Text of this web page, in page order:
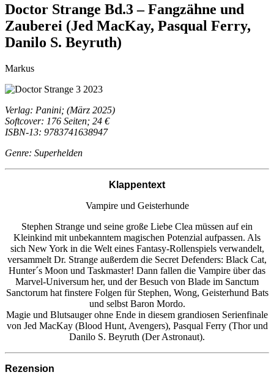
Doctor Strange Bd.3 – Fangzähne und
Zauberei (Jed MacKay, Pasqual Ferry,
Danilo S. Beyruth)
Markus
Verlag: Panini; (März 2025)
Softcover: 176 Seiten; 24 €
ISBN-13: 9783741638947
Genre: Superhelden
Klappentext
Vampire und Geisterhunde
Stephen Strange und seine große Liebe Clea müssen auf ein
Kleinkind mit unbekanntem magischen Potenzial aufpassen. Als
sich New York in die Welt eines Fantasy-Rollenspiels verwandelt,
versammelt Dr. Strange außerdem die Secret Defenders: Black Cat,
Hunter´s Moon und Taskmaster! Dann fallen die Vampire über das
Marvel-Universum her, und der Besuch von Blade im Sanctum
Sanctorum hat finstere Folgen für Stephen, Wong, Geisterhund Bats
und selbst Baron Mordo.
Magie und Blutsauger ohne Ende in diesem grandiosen Serienfinale
von Jed MacKay (Blood Hunt, Avengers), Pasqual Ferry (Thor und
Danilo S. Beyruth (Der Astronaut).
Rezension